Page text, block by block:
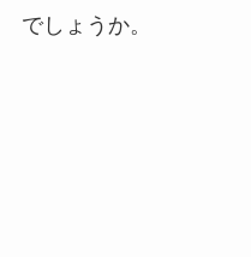
でしょうか。